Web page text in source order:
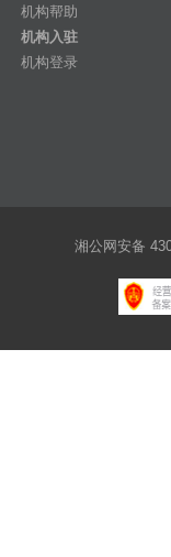
机构帮助
机构入驻
机构登录
湘公网安备